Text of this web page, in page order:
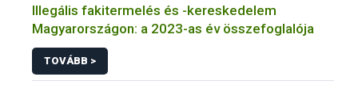
Illegális fakitermelés és -kereskedelem
Magyarországon: a 2023-as év összefoglalója
TOVÁBB >